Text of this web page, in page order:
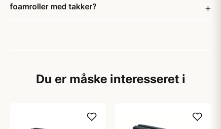
foamroller med takker?
Du er måske interesseret i